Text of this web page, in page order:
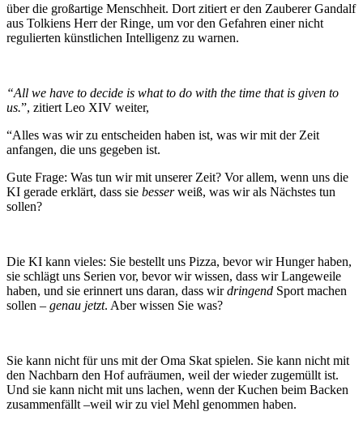
über die großartige Menschheit. Dort zitiert er den Zauberer Gandalf
aus Tolkiens Herr der Ringe, um vor den Gefahren einer nicht
regulierten künstlichen Intelligenz zu warnen.
“All we have to decide is what to do with the time that is given to
us.”, zitiert Leo XIV weiter,
“Alles was wir zu entscheiden haben ist, was wir mit der Zeit
anfangen, die uns gegeben ist.
Gute Frage: Was tun wir mit unserer Zeit? Vor allem, wenn uns die
KI gerade erklärt, dass sie besserweiß, was wir als Nächstes tun
sollen?
Die KI kann vieles: Sie bestellt uns Pizza, bevor wir Hunger haben,
sie schlägt uns Serien vor, bevor wir wissen, dass wir Langeweile
haben, und sie erinnert uns daran, dass wirdringend Sport machen
sollen – genau jetzt. Aber wissen Sie was?
Sie kann nicht für uns mit der Oma Skat spielen. Sie kann nicht mit
den Nachbarn den Hof aufräumen, weil der wieder zugemüllt ist.
Und sie kann nicht mit uns lachen, wenn der Kuchen beim Backen
zusammenfällt –weil wir zu viel Mehl genommen haben.